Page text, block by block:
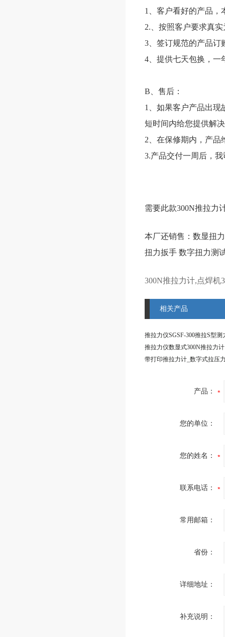
1、客户看好的产品，
2.、按照客户要求真
3、签订规范的产品订
4、提供七天包换，一
B、售后：
1、如果客户产品出现
短时间内给您提供解
2、在保修期内，产品
3.产品交付一周后，
需要此款300N推拉力
本厂还销售： 数显扭
扭力扳手 数字扭力测
300N推拉力计,点焊机
相关产品
产品：
您的单位：
您的姓名：
联系电话：
常用邮箱：
省份：
详细地址：
补充说明：